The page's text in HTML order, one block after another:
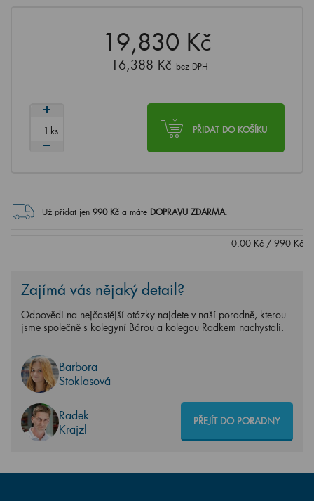
19,830 Kč
16,388 Kč bez DPH
PŘIDAT DO KOŠÍKU
ks
Už přidat jen 990Kč a máte DOPRAVU ZDARMA.
0.00 Kč / 990 Kč
Zajímá vás nějaký detail?
Odpovědi na nejčastější otázky najdete v naší poradně, kterou
jsme společně s kolegyní Bárou a kolegou Radkem nachystali.
Barbora
Stoklasová
Radek
Krajzl
PŘEJÍT DO PORADNY